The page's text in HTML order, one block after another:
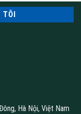
TÔI
Hà Nội, Việt Nam